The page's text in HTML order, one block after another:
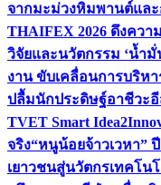
จากมะม่วงหิมพานต์แล
THAIFEX 2026 ดึงคว
วิจัยและนวัตกรรม ‘น้ำ
งาน ขับเคลื่อนการบริห
ปลื้มนักประดิษฐ์อาชีวะอี
TVET Smart
จริง“หนูน้อยจ้าวเวหา”
เยาวชนสู่นวัตกรเทคโน